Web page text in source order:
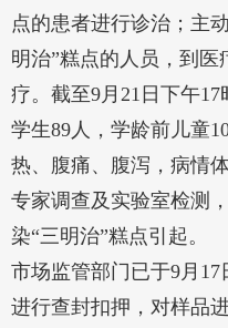
点的患者进行诊治；主
明治”糕点的人员，到
疗。截至9月21日下午
学生89人，学龄前儿童
热、腹痛、腹泻，病情
专家调查及实验室检测
染“三明治”糕点引起。
市场监管部门已于9月
进行查封扣押，对样品